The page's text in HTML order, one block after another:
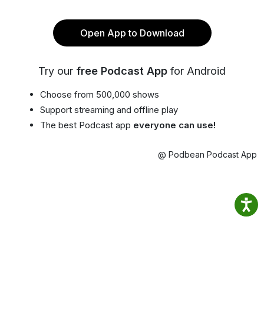
Open App to Download
Try our free Podcast App for Android
Choose from 500,000 shows
Support streaming and offline play
The best Podcast app everyone can use!
@ Podbean Podcast App